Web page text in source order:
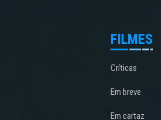
FILMES
Críticas
Em breve
Em cartaz